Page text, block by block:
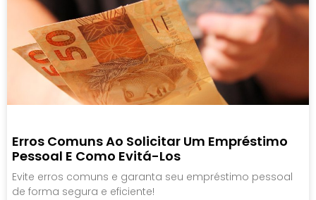
Erros Comuns Ao Solicitar Um Empréstimo
Pessoal E Como Evitá-Los
Evite erros comuns e garanta seu empréstimo pessoal
de forma segura e eficiente!